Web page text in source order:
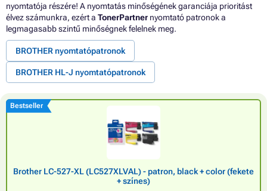
nyomtatója részére! A nyomtatás minőségének garanciája prioritást
élvez számunkra, ezért a TonerPartner nyomtató patronok a
legmagasabb szintű minőségnek felelnek meg.
BROTHER nyomtatópatronok
BROTHER HL-J nyomtatópatronok
Bestseller
Brother LC-527-XL (LC527XLVAL) - patron, black + color (fekete
+ színes)